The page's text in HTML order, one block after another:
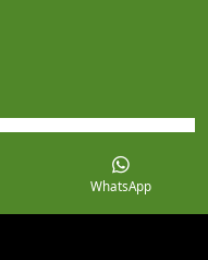
WhatsApp